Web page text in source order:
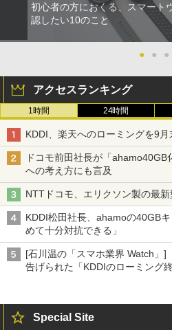
初心者の方におくる、スマート
認したい10のこと
● ● ●
アクセスランキング
1時間 24時間
KDDI、楽天へのローミングを9月
ドコモ前田社長が「
への考え方にも言及
NTTドコモ、エリクソン製の最
KDDI松田社長、ahamoの40GB
めて十分対抗できる」
[石川温の「スマホ業界 Watch」]
告げられた「KDDIのローミング
Special Site